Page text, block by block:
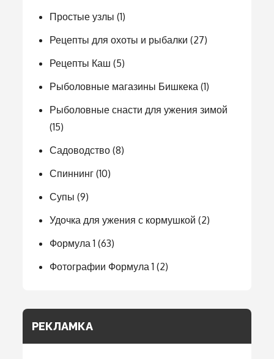
Простые узлы (1)
Рецепты для охоты и рыбалки (27)
Рецепты Каш (5)
Рыболовные магазины Бишкека (1)
Рыболовные снасти для ужения зимой
(15)
Садоводство (8)
Спиннинг (10)
Супы (9)
Удочка для ужения с кормушкой (2)
Формула 1 (63)
Фотографии Формула 1 (2)
РЕКЛАМКА